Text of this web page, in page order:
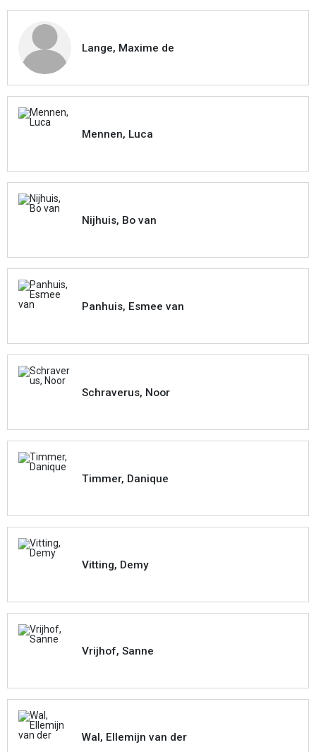
Lange, Maxime de
Mennen, Luca
Nijhuis, Bo van
Panhuis, Esmee van
Schraverus, Noor
Timmer, Danique
Vitting, Demy
Vrijhof, Sanne
Wal, Ellemijn van der